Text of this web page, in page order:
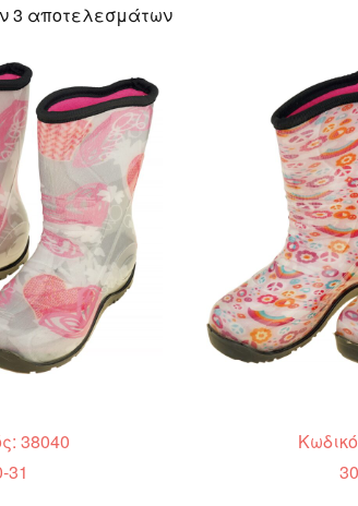
3 αποτελεσμάτωνSorted
38040
31